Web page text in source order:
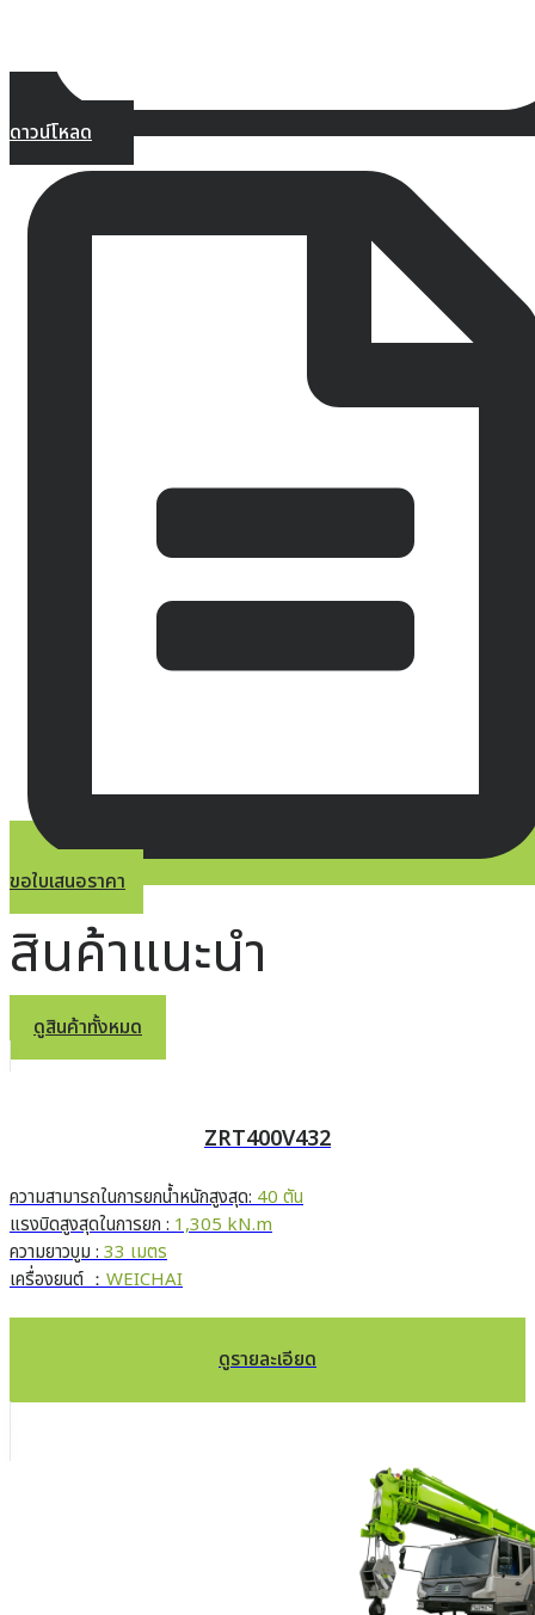
ดาวน์โหลด
ขอใบเสนอราคา
สินค้าแนะนำ
ดูสินค้าทั้งหมด
ZRT400V432
ความสามารถในการยกน้ำหนักสูงสุด:40 ตัน
แรงบิดสูงสุดในการยก :1,305 kN.m
ความยาวบูม :33 เมตร
เครื่องยนต์ ：WEICHAI
ดูรายละเอียด